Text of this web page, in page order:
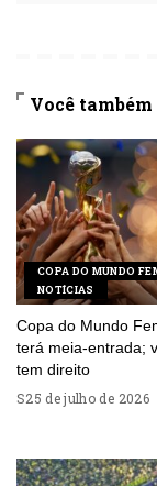
Você
COPA DO MUNDO
NOTÍCIAS
Copa do Mundo
terá meia-entrada;
tem direito
25 de julho de 2026